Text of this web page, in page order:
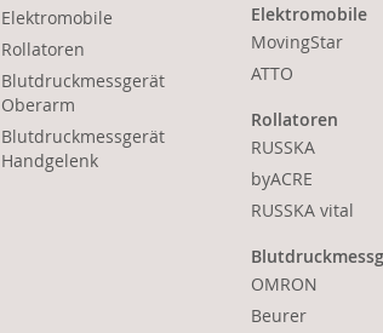
Elektromobile
Rollatoren
Blutdruckmessgerät
Oberarm
Blutdruckmessgerät
Handgelenk
Elektromobile
MovingStar
ATTO
Rollatoren
RUSSKA
byACRE
RUSSKA vital
OMRON
Beurer